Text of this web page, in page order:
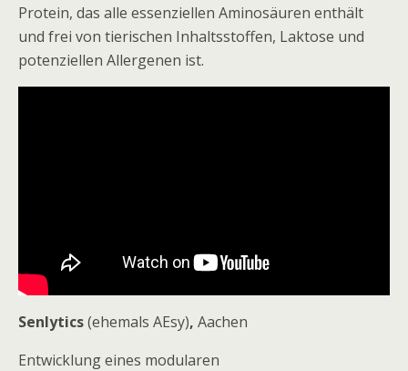
Protein, das alle essenziellen Aminosäuren enthält
und frei von tierischen Inhaltsstoffen, Laktose und
potenziellen Allergenen ist.
Senlytics(ehemals AEsy), Aachen
Entwicklung eines modularen